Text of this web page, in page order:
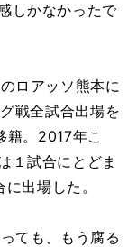
しかなかったで
ロアッソ熊本に
戦全試合出場を
籍。2017年こ
１試合にとどま
出場した。
ても、もう腐る